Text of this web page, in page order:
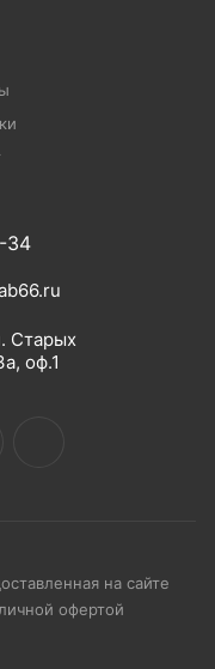
34
Старых
оф.1
на сайте
офертой